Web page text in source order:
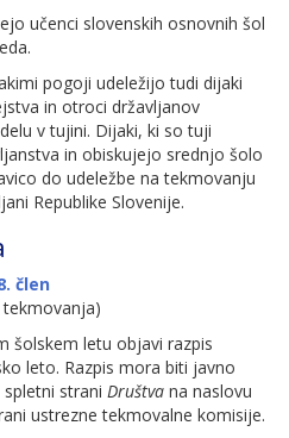
učenci slovenskih osnovnih šol
pogoji udeležijo tudi dijaki
in otroci državljanov
v tujini. Dijaki, ki so tuji
in obiskujejo srednjo šolo
do udeležbe na tekmovanju
Republike Slovenije.
člen
tekmovanja)
šolskem letu objavi razpis
leto. Razpis mora biti javno
strani Društva na naslovu
ustrezne tekmovalne komisije.